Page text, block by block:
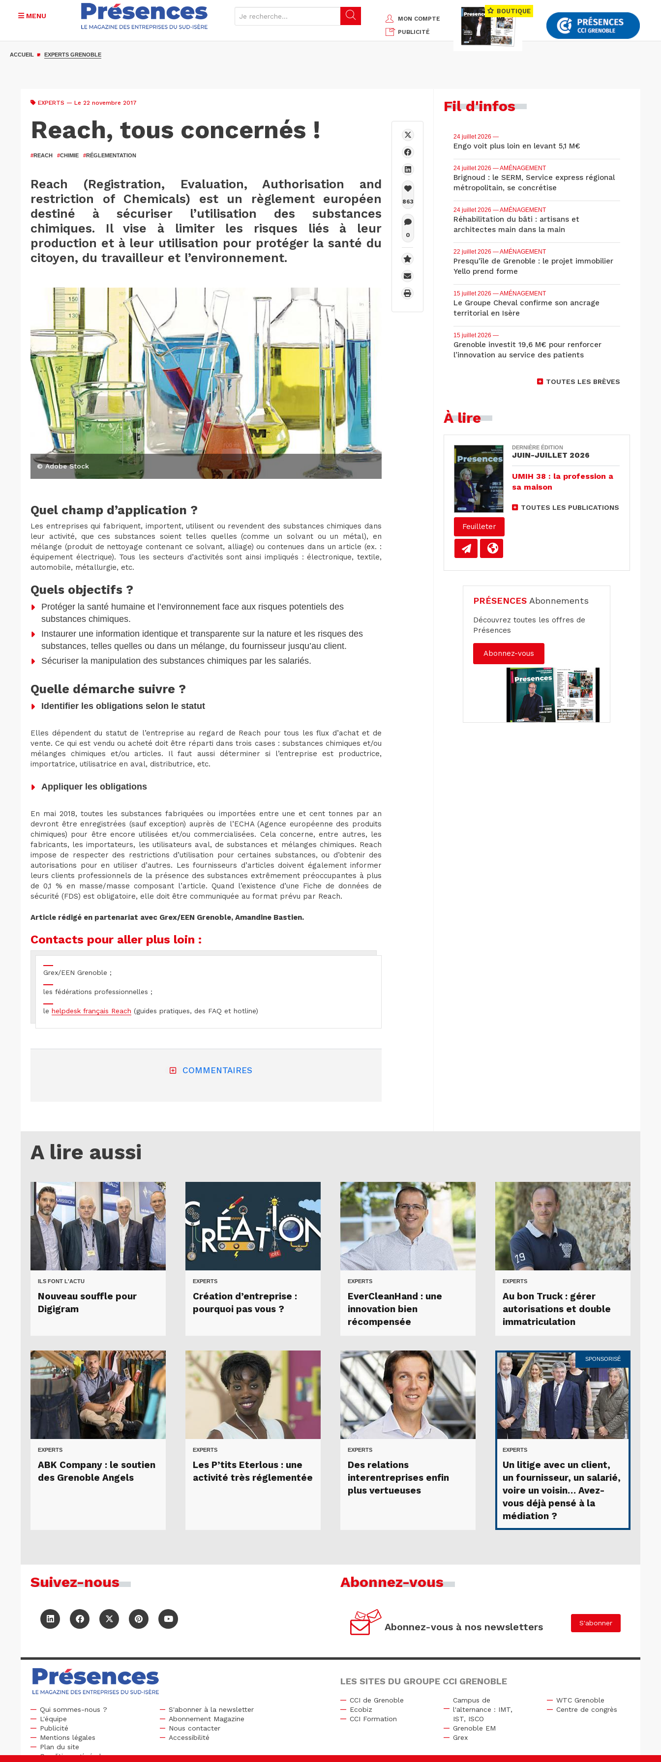
MENU
MON COMPTE
PUBLICITÉ
BOUTIQUE
ACCUEIL EXPERTS GRENOBLE
EXPERTS — Le 22 novembre 2017
Reach, tous concernés !
#REACH #CHIMIE #RÉGLEMENTATION
Reach (Registration, Evaluation, Authorisation and
restriction of Chemicals) est un règlement européen
destiné à sécuriser l’utilisation des substances
chimiques. Il vise à limiter les risques liés à leur
production et à leur utilisation pour protéger la santé du
citoyen, du travailleur et l’environnement.
© Adobe Stock
Quel champ d’application ?
Les entreprises qui fabriquent, importent, utilisent ou revendent des substances chimiques dans
leur activité, que ces substances soient telles quelles (comme un solvant ou un métal), en
mélange (produit de nettoyage contenant ce solvant, alliage) ou contenues dans un article (ex. :
équipement électrique). Tous les secteurs d’activités sont ainsi impliqués : électronique, textile,
automobile, métallurgie, etc.
Quels objectifs ?
Protéger la santé humaine et l’environnement face aux risques potentiels des
substances chimiques.
Instaurer une information identique et transparente sur la nature et les risques des
substances, telles quelles ou dans un mélange, du fournisseur jusqu’au client.
Sécuriser la manipulation des substances chimiques par les salariés.
Quelle démarche suivre ?
Identifier les obligations selon le statut
Elles dépendent du statut de l’entreprise au regard de Reach pour tous les flux d’achat et de
vente. Ce qui est vendu ou acheté doit être réparti dans trois cases : substances chimiques et/ou
mélanges chimiques et/ou articles. Il faut aussi déterminer si l’entreprise est productrice,
importatrice, utilisatrice en aval, distributrice, etc.
Appliquer les obligations
En mai 2018, toutes les substances fabriquées ou importées entre une et cent tonnes par an
devront être enregistrées (sauf exception) auprès de l’ECHA (Agence européenne des produits
chimiques) pour être encore utilisées et/ou commercialisées. Cela concerne, entre autres, les
fabricants, les importateurs, les utilisateurs aval, de substances et mélanges chimiques. Reach
impose de respecter des restrictions d’utilisation pour certaines substances, ou d’obtenir des
autorisations pour en utiliser d’autres. Les fournisseurs d’articles doivent également informer
leurs clients professionnels de la présence des substances extrêmement préoccupantes à plus
de 0,1 % en masse/masse composant l’article. Quand l’existence d’une Fiche de données de
sécurité (FDS) est obligatoire, elle doit être communiquée au format prévu par Reach.
Article rédigé en partenariat avec Grex/EEN Grenoble, Amandine Bastien.
Contacts pour aller plus loin :
Grex/EEN Grenoble ;
les fédérations professionnelles ;
le helpdesk français Reach (guides pratiques, des FAQ et hotline)
COMMENTAIRES
863
0
Fil d'infos
24 juillet 2026 —
Engo voit plus loin en levant 5,1 M€
24 juillet 2026 — AMÉNAGEMENT
Brignoud : le SERM, Service express régional
métropolitain, se concrétise
24 juillet 2026 — AMÉNAGEMENT
Réhabilitation du bâti : artisans et
architectes main dans la main
22 juillet 2026 — AMÉNAGEMENT
Presqu'île de Grenoble : le projet immobilier
Yello prend forme
15 juillet 2026 — AMÉNAGEMENT
Le Groupe Cheval confirme son ancrage
territorial en Isère
15 juillet 2026 —
Grenoble investit 19,6 M€ pour renforcer
l’innovation au service des patients
TOUTES LES BRÈVES
À lire
Feuilleter
DERNIÈRE ÉDITION
JUIN-JUILLET 2026
UMIH 38 : la profession a
sa maison
TOUTES LES PUBLICATIONS
PRÉSENCES Abonnements
Découvrez toutes les offres de
Présences
Abonnez-vous
A lire aussi
ILS FONT L'ACTU
Nouveau souffle pour
Digigram
EXPERTS
Création d’entreprise :
pourquoi pas vous ?
EXPERTS
EverCleanHand : une
innovation bien
récompensée
EXPERTS
Au bon Truck : gérer
autorisations et double
immatriculation
EXPERTS
ABK Company : le soutien
des Grenoble Angels
EXPERTS
Les P’tits Eterlous : une
activité très réglementée
EXPERTS
Des relations
interentreprises enfin
plus vertueuses
SPONSORISÉ
EXPERTS
Un litige avec un client,
un fournisseur, un salarié,
voire un voisin… Avez-
vous déjà pensé à la
médiation ?
Suivez-nous Abonnez-vous
Abonnez-vous à nos newsletters S'abonner
Qui sommes-nous ?
L'équipe
Publicité
S'abonner à la newsletter
Abonnement Magazine
Nous contacter
Mentions légales
Plan du site
Conditions générales
Accessibilité
LES SITES DU GROUPE CCI GRENOBLE
CCI de Grenoble
Ecobiz
CCI Formation
Campus de
l'alternance : IMT,
IST, ISCO
Grenoble EM
Grex
WTC Grenoble
Centre de congrès